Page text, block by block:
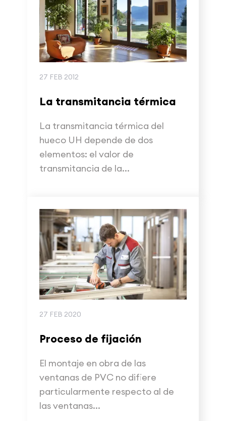
27 FEB 2012
La transmitancia térmica
La transmitancia térmica del
hueco UH depende de dos
elementos: el valor de
transmitancia de la...
27 FEB 2020
Proceso de fijación
El montaje en obra de las
ventanas de PVC no difiere
particularmente respecto al de
las ventanas...